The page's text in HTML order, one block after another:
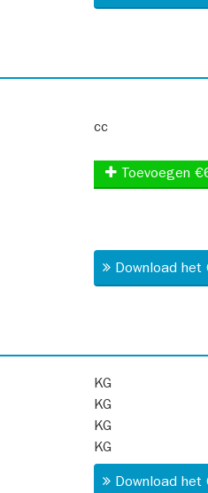
cc
Toevoegen
Download
KG
KG
KG
KG
Download